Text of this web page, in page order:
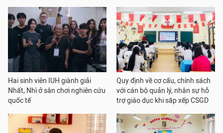
Hai sinh viên IUH giành giải
Nhất, Nhì ở sân chơi nghiên cứu
quốc tế
Quy định về cơ cấu, chính sách
với cán bộ quản lý, nhân sự hỗ
trợ giáo dục khi sắp xếp CSGD